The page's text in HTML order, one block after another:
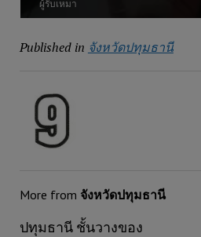
ผู้รับเหมา
Published in จังหวัดปทุมธานี
More from จังหวัดปทุมธานี
ปทุมธานี ชั้นวางของ